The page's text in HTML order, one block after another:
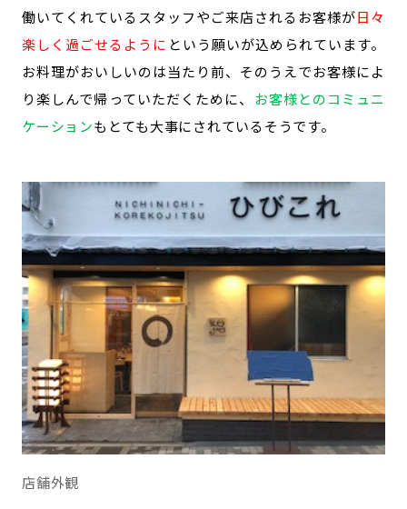
働いてくれているスタッフやご来店されるお客様が日々
楽しく過ごせるように という願いが込められています。
お料理がおいしいのは当たり前、そのうえでお客様によ
り楽しんで帰っていただくために、
お客様とのコミュニ
ケーションもとても大事にされているそうです。
店舗外観